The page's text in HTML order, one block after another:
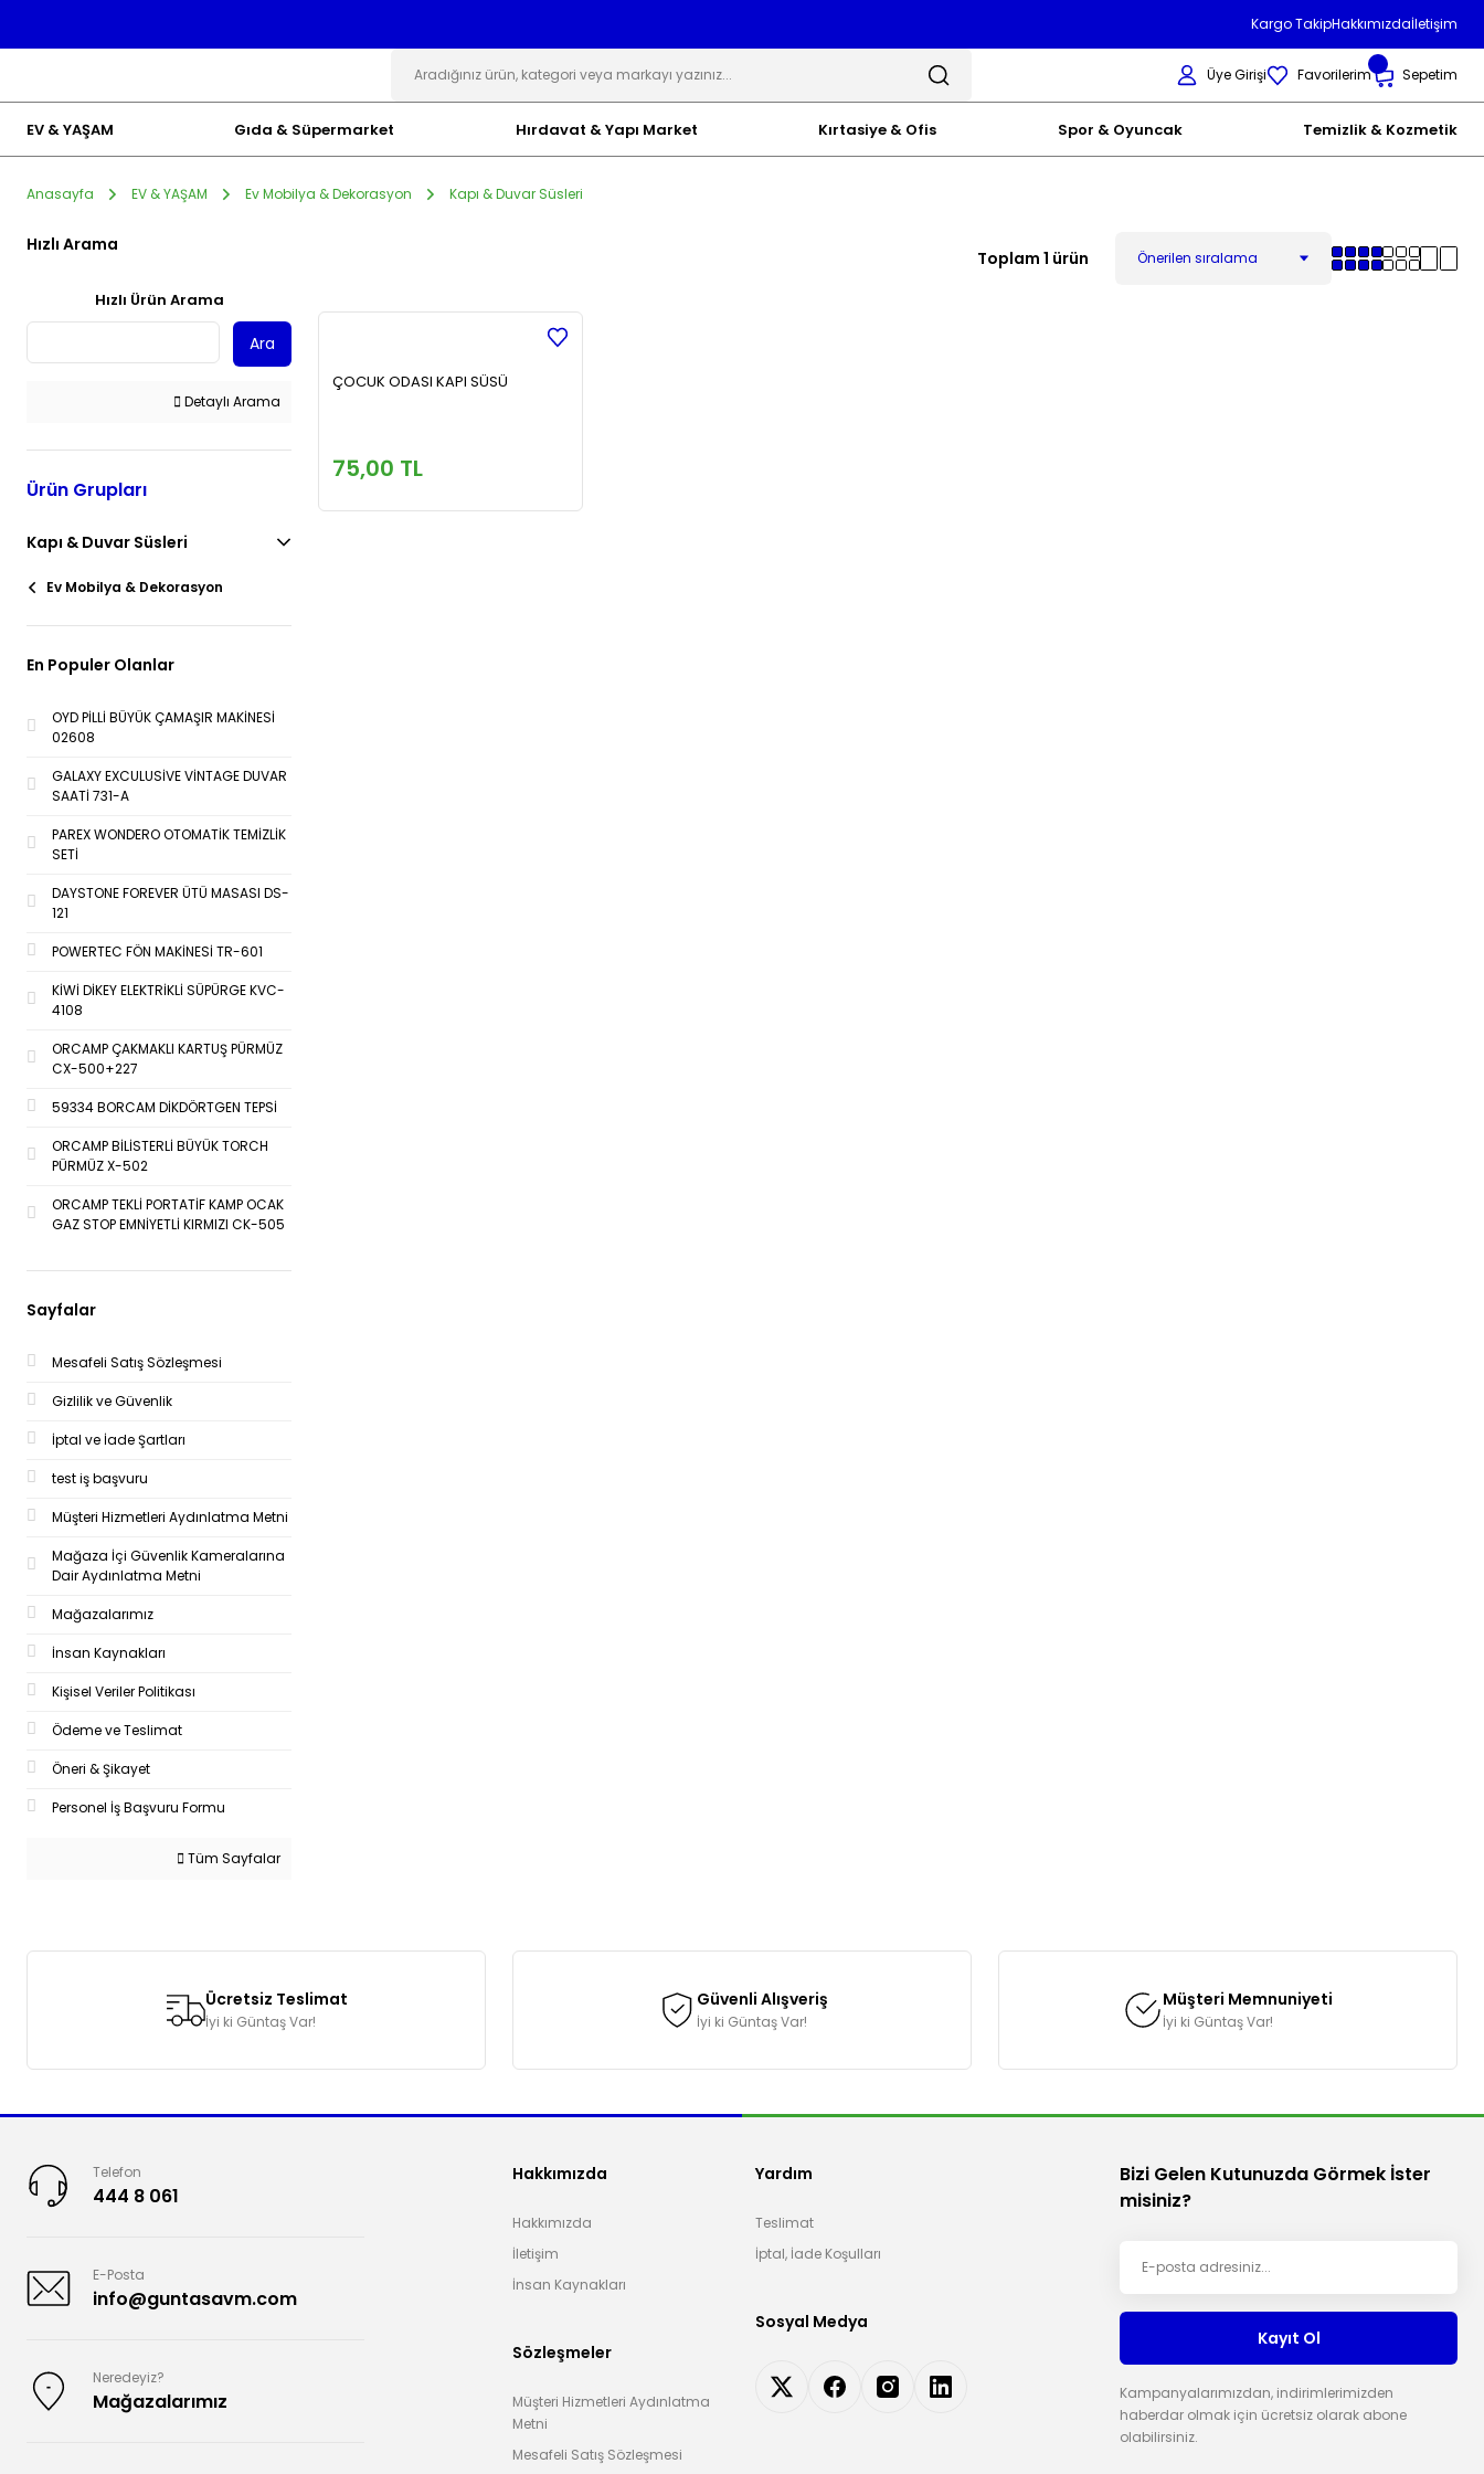
Kargo TakipHakkımızdaİletişim
Üye Girişi Favorilerim Sepetim
EV & YAŞAM Gıda & Süpermarket Hırdavat & Yapı Market Kırtasiye & Ofis Spor & Oyuncak Temizlik & Kozmetik
Anasayfa EV & YAŞAM Ev Mobilya & Dekorasyon Kapı & Duvar Süsleri
Hızlı Arama
Hızlı Ürün Arama
Ara
Detaylı Arama
Ürün Grupları
Kapı & Duvar Süsleri
Ev Mobilya & Dekorasyon
En Populer Olanlar
OYD PİLLİ BÜYÜK ÇAMAŞIR MAKİNESİ
02608
GALAXY EXCULUSİVE VİNTAGE DUVAR
SAATİ 731-A
PAREX WONDERO OTOMATİK TEMİZLİK
SETİ
DAYSTONE FOREVER ÜTÜ MASASI DS-
121
POWERTEC FÖN MAKİNESİ TR-601
KİWİ DİKEY ELEKTRİKLİ SÜPÜRGE KVC-
4108
ORCAMP ÇAKMAKLI KARTUŞ PÜRMÜZ
CX-500+227
59334 BORCAM DİKDÖRTGEN TEPSİ
ORCAMP BİLİSTERLİ BÜYÜK TORCH
PÜRMÜZ X-502
ORCAMP TEKLİ PORTATİF KAMP OCAK
GAZ STOP EMNİYETLİ KIRMIZI CK-505
Sayfalar
Mesafeli Satış Sözleşmesi
Gizlilik ve Güvenlik
İptal ve İade Şartları
test iş başvuru
Müşteri Hizmetleri Aydınlatma Metni
Mağaza İçi Güvenlik Kameralarına
Dair Aydınlatma Metni
Mağazalarımız
İnsan Kaynakları
Kişisel Veriler Politikası
Ödeme ve Teslimat
Öneri & Şikayet
Personel İş Başvuru Formu
Tüm Sayfalar
Toplam 1 ürün
ÇOCUK ODASI KAPI SÜSÜ
75,00 TL
Ücretsiz Teslimat
İyi ki Güntaş Var!
Güvenli Alışveriş
İyi ki Güntaş Var!
Müşteri Memnuniyeti
İyi ki Güntaş Var!
Telefon
444 8 061
E-Posta
info@guntasavm.com
Neredeyiz?
Mağazalarımız
Hakkımızda
Hakkımızda
İletişim
İnsan Kaynakları
Sözleşmeler
Müşteri Hizmetleri Aydınlatma
Metni
Mesafeli Satış Sözleşmesi
Yardım
Teslimat
İptal, İade Koşulları
Sosyal Medya
Bizi Gelen Kutunuzda Görmek İster
misiniz?
Kayıt Ol
Kampanyalarımızdan, indirimlerimizden
haberdar olmak için ücretsiz olarak abone
olabilirsiniz.